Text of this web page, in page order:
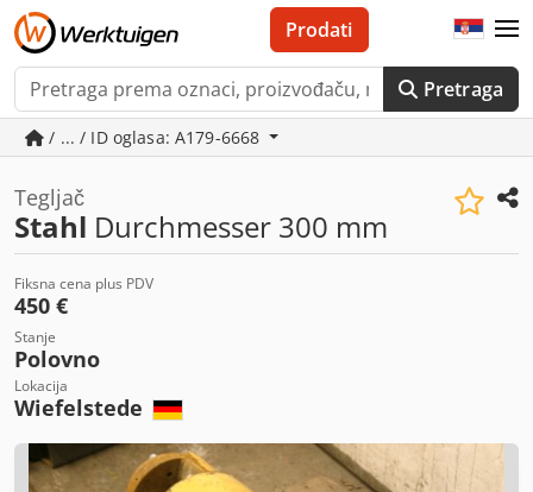
Pretraga
Prodati
/ ... / ID oglasa: A179-6668
Tegljač
Stahl Durchmesser 300 mm
Fiksna cena plus PDV
450 €
Stanje
Polovno
Lokacija
Wiefelstede